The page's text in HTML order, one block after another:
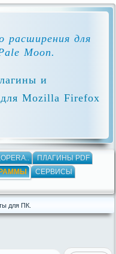
расширения для
Moon.
и
Mozilla Firefox
ПЛАГИНЫ PDF
СЕРВИСЫ
для ПК.